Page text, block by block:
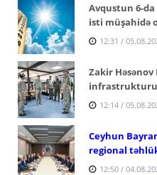
Avqustun 6-da
isti müşahidə
12:31 /
Zakir
12:14 /
Ceyhun
regional
12:50 /